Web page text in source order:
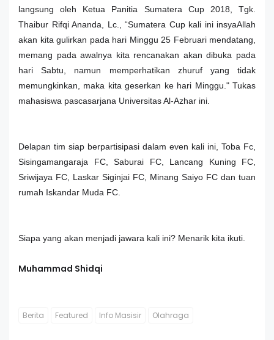
langsung oleh Ketua Panitia Sumatera Cup 2018, Tgk.
Thaibur Rifqi Ananda, Lc., “Sumatera Cup kali ini insyaAllah
akan kita gulirkan pada hari Minggu 25 Februari mendatang,
memang pada awalnya kita rencanakan akan dibuka pada
hari Sabtu, namun memperhatikan zhuruf yang tidak
memungkinkan, maka kita geserkan ke hari Minggu." Tukas
mahasiswa pascasarjana Universitas Al-Azhar ini.
Delapan tim siap berpartisipasi dalam even kali ini, Toba Fc,
Sisingamangaraja FC, Saburai FC, Lancang Kuning FC,
Sriwijaya FC, Laskar Siginjai FC, Minang Saiyo FC dan tuan
rumah Iskandar Muda FC.
Siapa yang akan menjadi jawara kali ini? Menarik kita ikuti.
Muhammad Shidqi
Berita Featured Info Masisir Olahraga